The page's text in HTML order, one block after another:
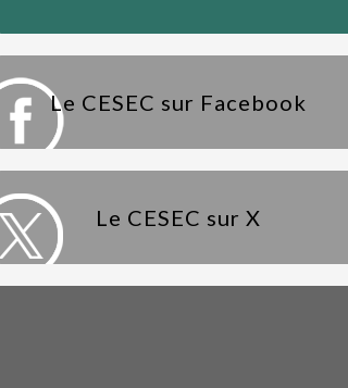
Le CESEC sur Facebook
Le CESEC sur X